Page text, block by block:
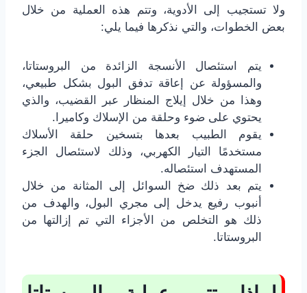
ولا تستجيب إلى الأدوية، وتتم هذه العملية من خلال
بعض الخطوات، والتي نذكرها فيما يلي:
يتم استئصال الأنسجة الزائدة من البروستاتا،
والمسؤولة عن إعاقة تدفق البول بشكل طبيعي،
وهذا من خلال إيلاج المنظار عبر القضيب، والذي
يحتوي على ضوء وحلقة من الإسلاك وكاميرا.
يقوم الطبيب بعدها بتسخين حلقة الأسلاك
مستخدمًا التيار الكهربي، وذلك لاستئصال الجزء
المستهدف استئصاله.
يتم بعد ذلك ضخ السوائل إلى المثانة من خلال
أنبوب رفيع يدخل إلى مجري البول، والهدف من
ذلك هو التخلص من الأجزاء التي تم إزالتها من
البروستاتا.